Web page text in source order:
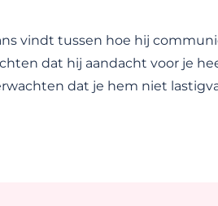
vindt tussen hoe hij
dat hij aandacht voor je
dat je hem niet